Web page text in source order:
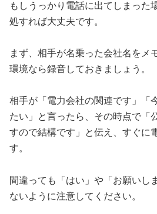
もしうっかり電話に出てしまった
処すれば大丈夫です。
まず、相手が名乗った会社名をメ
環境なら録音しておきましょう。
相手が「電力会社の関連です」「
たい」と言ったら、その時点で「
すので結構です」と伝え、すぐに
す。
間違っても「はい」や「お願いし
ないように注意してください。